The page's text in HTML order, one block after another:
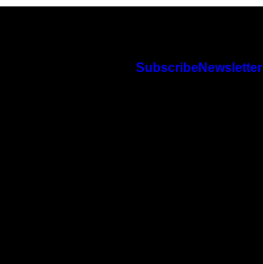
SubscribeNewsletter